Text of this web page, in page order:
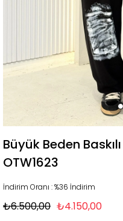
Büyük Beden
OTW1623
İndirim Oranı :%36 İndirim
₺6.500,00 ₺4.150,00